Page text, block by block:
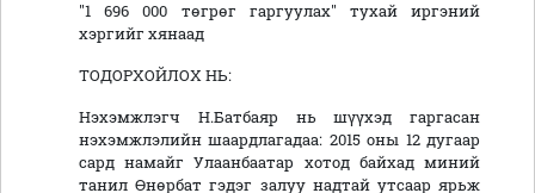
"1 696 000 төгрөг гаргуулах" тухай иргэний
хэргийг хянаад
ТОДОРХОЙЛОХ НЬ:
Нэхэмжлэгч Н.Батбаяр нь шүүхэд гаргасан
нэхэмжлэлийн шаардлагадаа: 2015 оны 12 дугаар
сард намайг Улаанбаатар хотод байхад миний
танил Өнөрбат гэдэг залуу надтай утсаар ярьж